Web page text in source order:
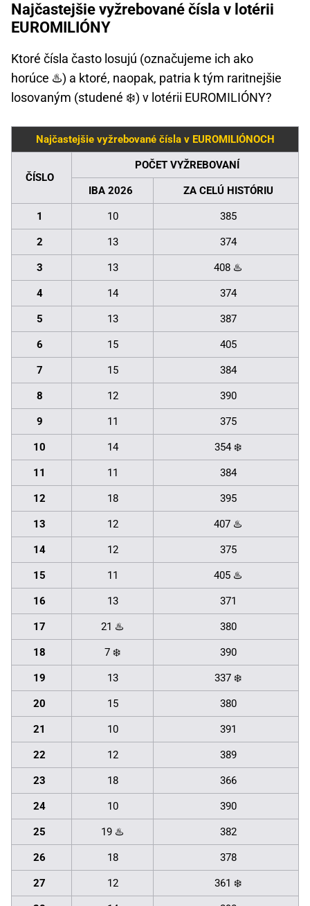
Najčastejšie vyžrebované čísla v lotérii
EUROMILIÓNY
Ktoré čísla často losujú (označujeme ich ako
horúce ♨️) a ktoré, naopak, patria k tým raritnejšie
losovaným (studené ❄️) v lotérii EUROMILIÓNY?
Najčastejšie vyžrebované čísla v EUROMILIÓNOCH
ČÍSLO
POČET VYŽREBOVANÍ
IBA 2026 ZA CELÚ HISTÓRIU
1 10 385
2 13 374
3 13 408 ♨️
4 14 374
5 13 387
6 15 405
7 15 384
8 12 390
9 11 375
10 14 354 ❄️
11 11 384
12 18 395
13 12 407 ♨️
14 12 375
15 11 405 ♨️
16 13 371
17 21 ♨️ 380
18 7 ❄️ 390
19 13 337 ❄️
20 15 380
21 10 391
22 12 389
23 18 366
24 10 390
25 19 ♨️ 382
26 18 378
27 12 361 ❄️